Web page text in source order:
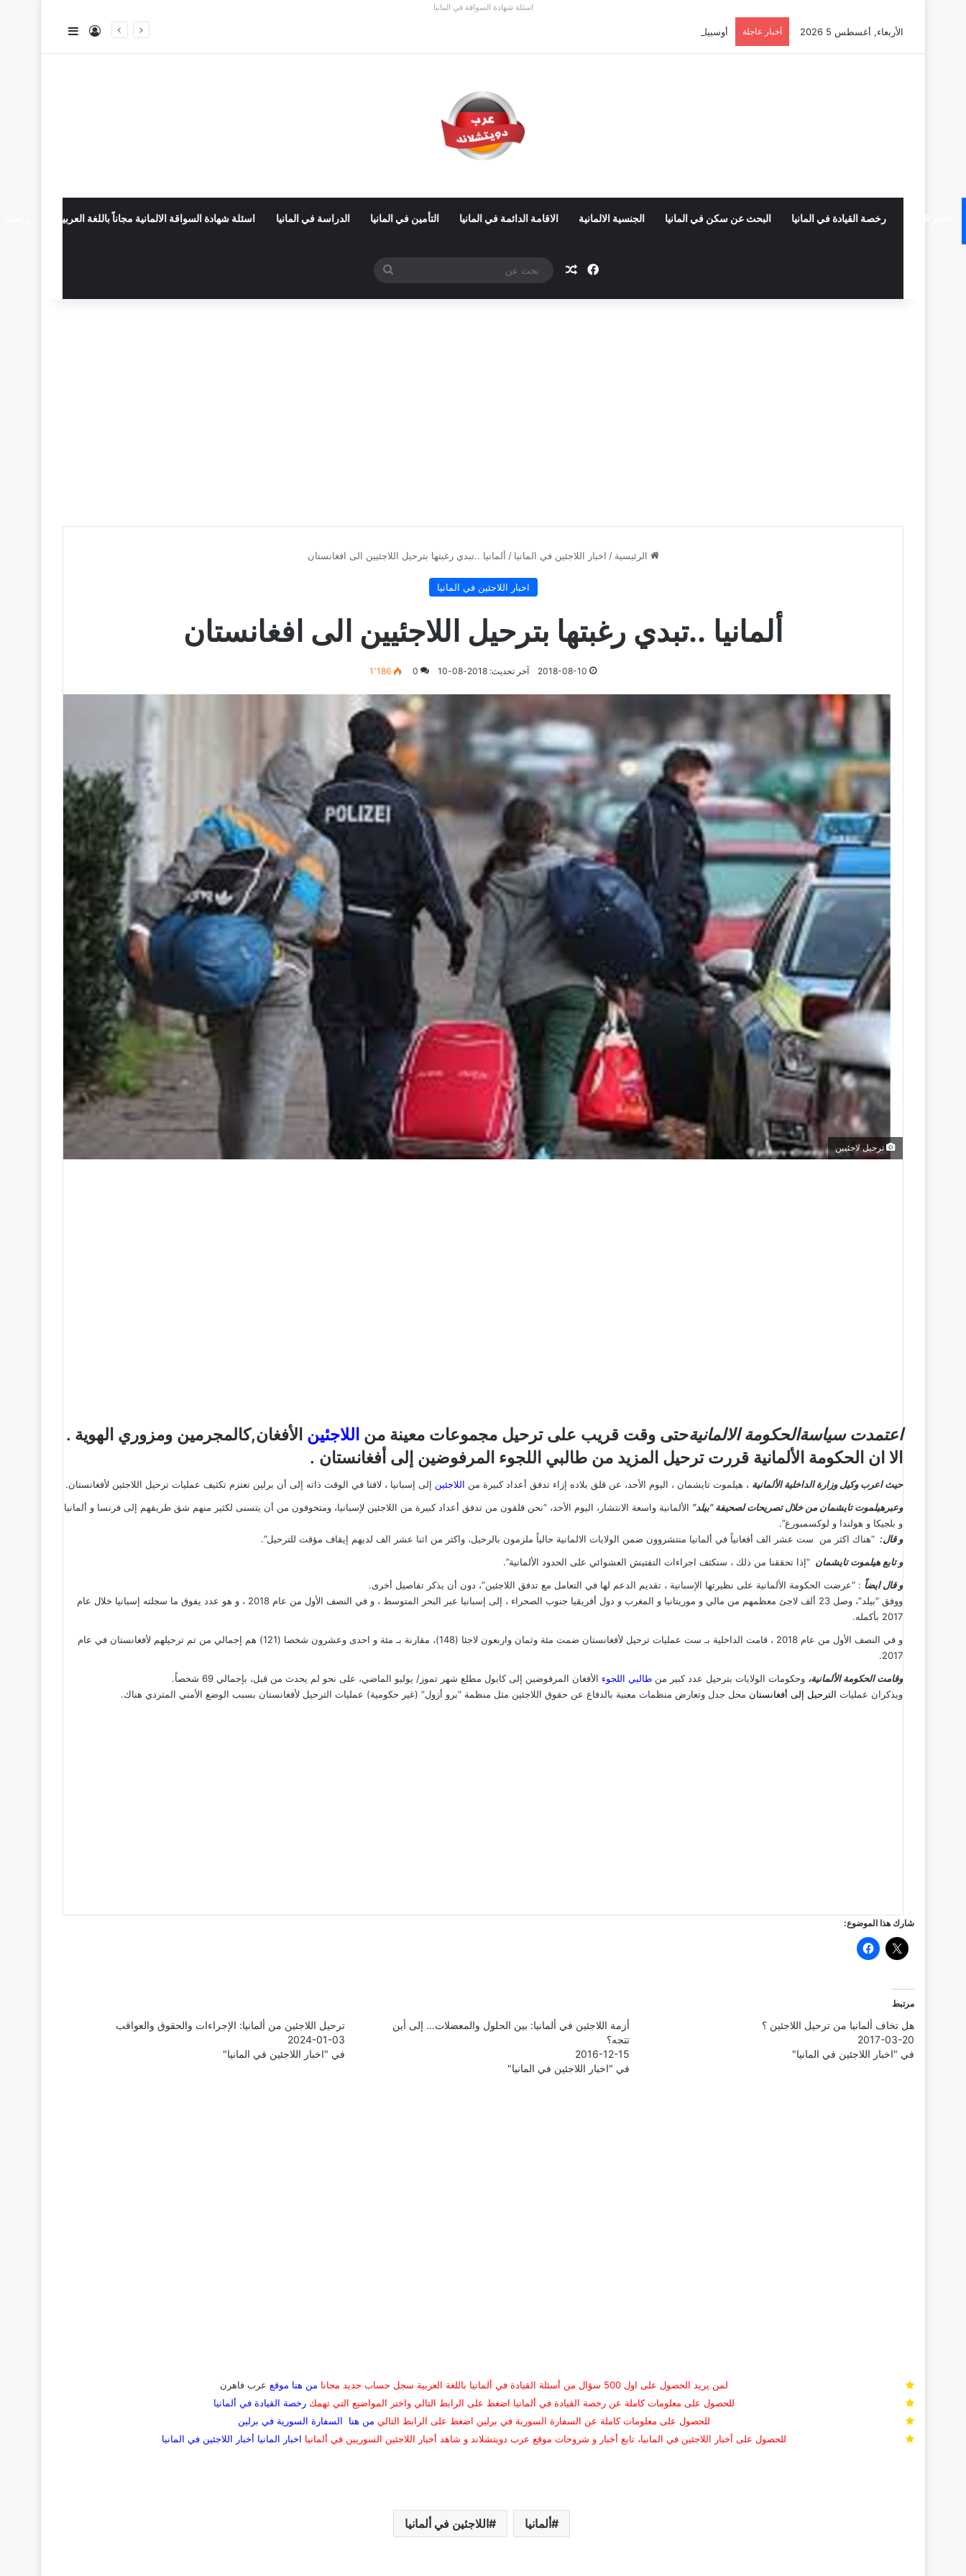
اسئلة شهادة السواقة في المانيا
الأربعاء, أغسطس 5 2026 أخبار عاجلة أوسبيلدونغ تبريد مراكز البيانات في ألمانيا 2026: الأجور والشروط تسجيل الدخول
رخصة القيادة في المانيا البحث عن سكن في المانيا الجنسية الالمانية الاقامة الدائمة في المانيا التأمين في المانيا الدراسة في المانيا اسئلة شهادة السواقة الالمانية مجاناً باللغة العربية
فيسبوكمقال عشوائي
الرئيسية / اخبار اللاجئين في المانيا / ألمانيا ..تبدي رغبتها بترحيل اللاجئيين الى افغانستان
اخبار اللاجئين في المانيا
ألمانيا ..تبدي رغبتها بترحيل اللاجئيين الى افغانستان
2018-08-10 آخر تحديث: 2018-08-10 0 1٬186
ترحيل لاجئيين
اعتمدت سياسةالحكومة الالمانيةحتى وقت قريب على ترحيل مجموعات معينة من اللاجئين الأفغان,كالمجرمين ومزوري الهوية .
الا ان الحكومة الألمانية قررت ترحيل المزيد من طالبي اللجوء المرفوضين إلى أفغانستان .
حيث اعرب وكيل وزارة الداخلية الألمانية ، هيلموت تايشمان ، اليوم الأحد، عن قلق بلاده إزاء تدفق أعداد كبيرة من اللاجئين إلى إسبانيا ، لافتا في الوقت ذاته إلى أن برلين تعتزم تكثيف عمليات ترحيل اللاجئين لأفغانستان.
وعبرهيلموت تايشمان من خلال تصريحات لصحيفة “بيلد” الألمانية واسعة الانتشار، اليوم الأحد، “نحن قلقون من تدفق أعداد كبيرة من اللاجئين لإسبانيا، ومتخوفون من أن يتسنى لكثير منهم شق طريقهم إلى فرنسا و ألمانيا
و بلجيكا و هولندا و لوكسمبورغ”.
و قال: “هناك اكثر من ست عشر الف أفغانياً في ألمانيا منتشروون ضمن الولايات الالمانية حالياً ملزمون بالرحيل، واكثر من اثنا عشر الف لديهم إيقاف مؤقت للترحيل”.
و تابع هيلموت تايشمان “إذا تحققنا من ذلك ، سنكثف اجراءات التفتيش العشوائي على الحدود الألمانية”.
و قال ايضاً : “عرضت الحكومة الألمانية على نظيرتها الإسبانية ، تقديم الدعم لها في التعامل مع تدفق اللاجئين”، دون أن يذكر تفاصيل أخرى.
ووفق “بيلد”، وصل 23 ألف لاجئ معظمهم من مالي و موريتانيا و المغرب و دول أفريقيا جنوب الصحراء ، إلى إسبانيا عبر البحر المتوسط ، و في النصف الأول من عام 2018 ، و هو عدد يفوق ما سجلته إسبانيا خلال عام
2017 بأكمله.
و في النصف الأول من عام 2018 ، قامت الداخلية بـ ست عمليات ترحيل لأفغانستان ضمت مئة وثمان واربعون لاجئا (148)، مقارنة بـ مئة و احدى وعشرون شخصا (121) هم إجمالي من تم ترحيلهم لأفغانستان في عام
2017.
وقامت الحكومة الألمانية، وحكومات الولايات بترحيل عدد كبير من طالبي اللجوء الأفغان المرفوضين إلى كابول مطلع شهر تموز/ يوليو الماضي، على نحو لم يحدث من قبل، بإجمالي 69 شخصاً.
ويذكران عمليات الترحيل إلى أفغانستان محل جدل وتعارض منظمات معنية بالدفاع عن حقوق اللاجئين مثل منظمة “برو أزول” (غير حكومية) عمليات الترحيل لأفغانستان بسبب الوضع الأمني المتردي هناك.
شارك هذا الموضوع:
مرتبط
هل تخاف ألمانيا من ترحيل اللاجئين ؟
2017-03-20
في "اخبار اللاجئين في المانيا"
أزمة اللاجئين في ألمانيا: بين الحلول والمعضلات… إلى أين
تتجه؟
2016-12-15
في "اخبار اللاجئين في المانيا"
ترحيل اللاجئين من ألمانيا: الإجراءات والحقوق والعواقب
2024-01-03
في "اخبار اللاجئين في المانيا"
لمن يريد الحصول على اول 500 سؤال من أسئلة القيادة في ألمانيا باللغة العربية سجل حساب جديد مجانا من هنا موقع عرب فاهرن
للحصول على معلومات كاملة عن رخصة القيادة في ألمانيا اضغط على الرابط التالي واختر المواضيع التي تهمك رخصة القيادة في ألمانيا
للحصول على معلومات كاملة عن السفارة السورية في برلين اضغط على الرابط التالي من هنا
السفارة السورية في برلين
للحصول على أخبار اللاجئين في المانيا، تابع أخبار و شروحات موقع عرب دويتشلاند و شاهد أخبار اللاجئين السوريين في ألمانيا اخبار المانيا أخبار اللاجئين في المانيا
ألمانيا اللاجئين في ألمانيا